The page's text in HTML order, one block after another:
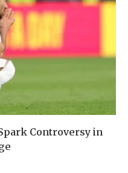
Controversy in